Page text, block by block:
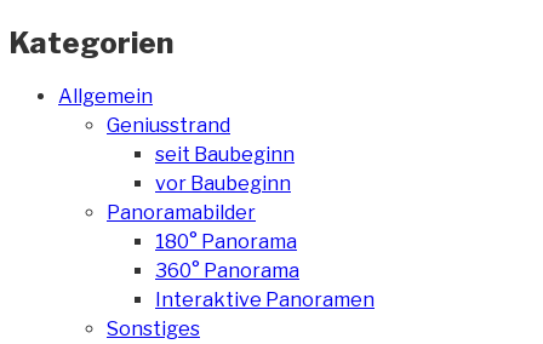
Kategorien
Allgemein
Geniusstrand
seit Baubeginn
vor Baubeginn
Panoramabilder
180° Panorama
360° Panorama
Interaktive Panoramen
Sonstiges